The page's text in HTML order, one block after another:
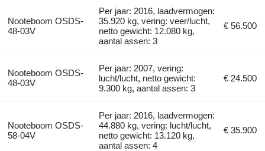
Nooteboom OSDS-
48-03V
Per jaar: 2016, laadvermogen:
35.920 kg, vering: veer/lucht,
netto gewicht: 12.080 kg,
aantal assen: 3
€ 56.500
Nooteboom OSDS-
48-03V
Per jaar: 2007, vering:
lucht/lucht, netto gewicht:
9.300 kg, aantal assen: 3
€ 24.500
Nooteboom OSDS-
58-04V
Per jaar: 2016, laadvermogen:
44.880 kg, vering: lucht/lucht,
netto gewicht: 13.120 kg,
aantal assen: 4
€ 35.900